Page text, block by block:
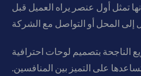
تمثل أول عنصر يراه العميل قبل
الناجحة بتصميم لوحات احترافية
على التميز بين المنافسين.